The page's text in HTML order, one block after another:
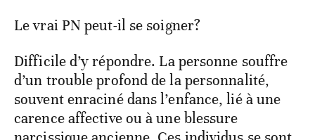
Le vrai PN peut-il se soigner?
Difficile d’y répondre. La personne souffre
d’un trouble profond de la personnalité,
souvent enraciné dans l’enfance, lié à une
carence affective ou à une blessure